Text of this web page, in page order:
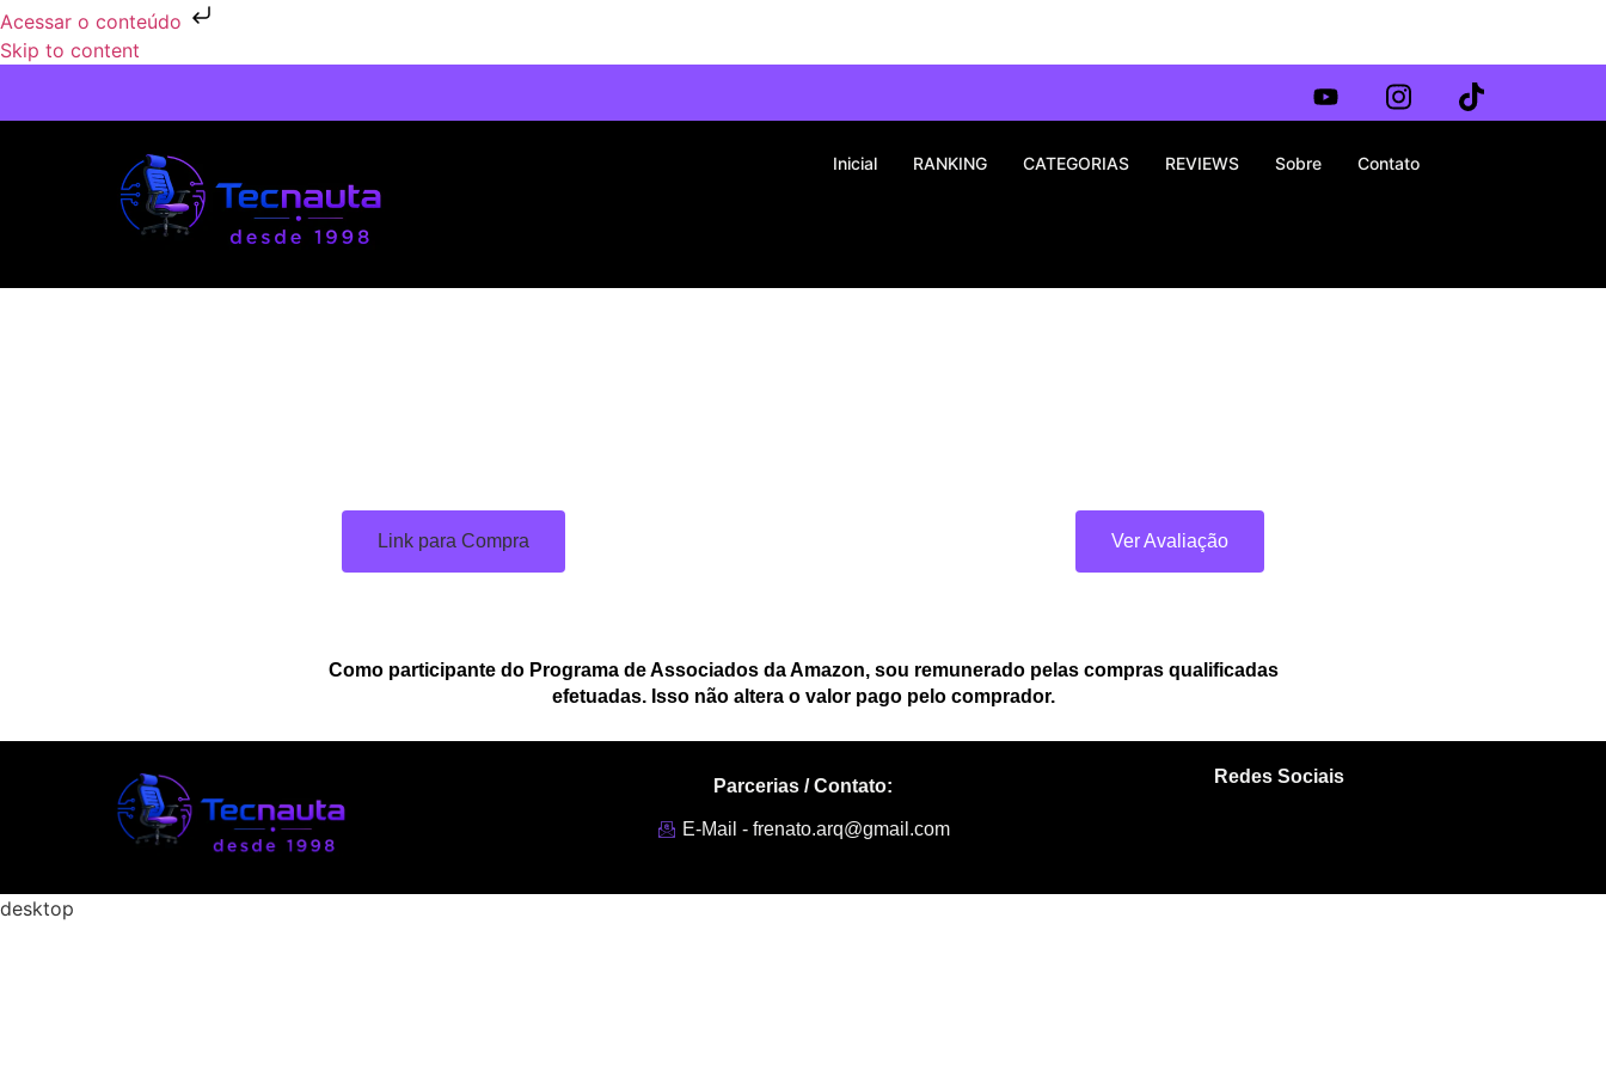
Acessar o conteúdo
Skip to content
Inicial RANKING CATEGORIAS REVIEWS Sobre Contato
Link para Compra Ver Avaliação
Como participante do Programa de Associados da Amazon, sou remunerado pelas compras qualificadas
efetuadas. Isso não altera o valor pago pelo comprador.
Parcerias / Contato:
E-Mail - frenato.arq@gmail.com
Redes Sociais